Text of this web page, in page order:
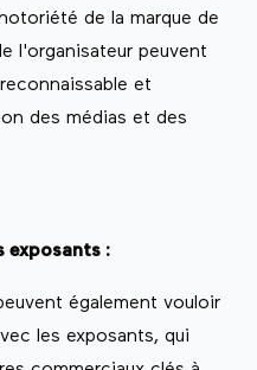
de la marque de
l'organisateur peuvent
et
des médias et des
exposants :
également vouloir
les exposants, qui